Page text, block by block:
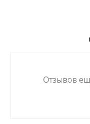
Отзывов